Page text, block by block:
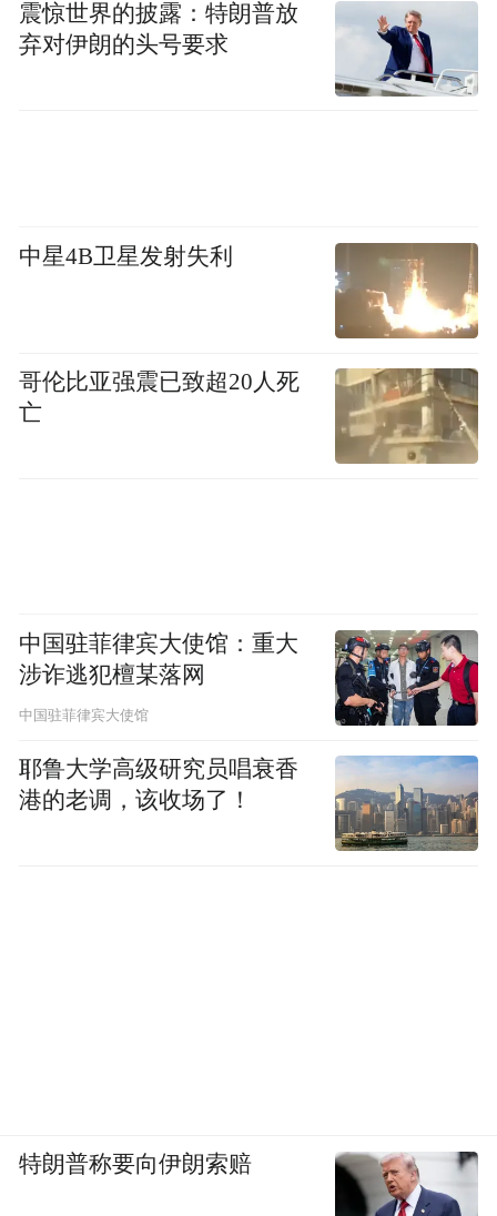
震惊世界的披露：特朗普放
弃对伊朗的头号要求
中星4B卫星发射失利
哥伦比亚强震已致超20人死
亡
中国驻菲律宾大使馆：重大
涉诈逃犯檀某落网
中国驻菲律宾大使馆
耶鲁大学高级研究员唱衰香
港的老调，该收场了！
特朗普称要向伊朗索赔